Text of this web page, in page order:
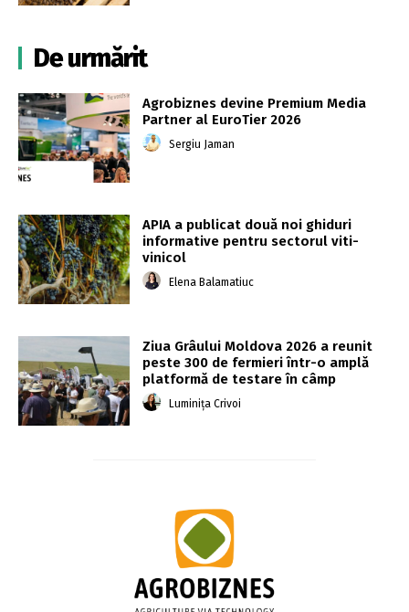
De urmărit
Agrobiznes devine Premium Media
Partner al EuroTier 2026
Sergiu Jaman
APIA a publicat două noi ghiduri
informative pentru sectorul viti-
vinicol
Elena Balamatiuc
Ziua Grâului Moldova 2026 a reunit
peste 300 de fermieri într-o amplă
platformă de testare în câmp
Luminița Crivoi